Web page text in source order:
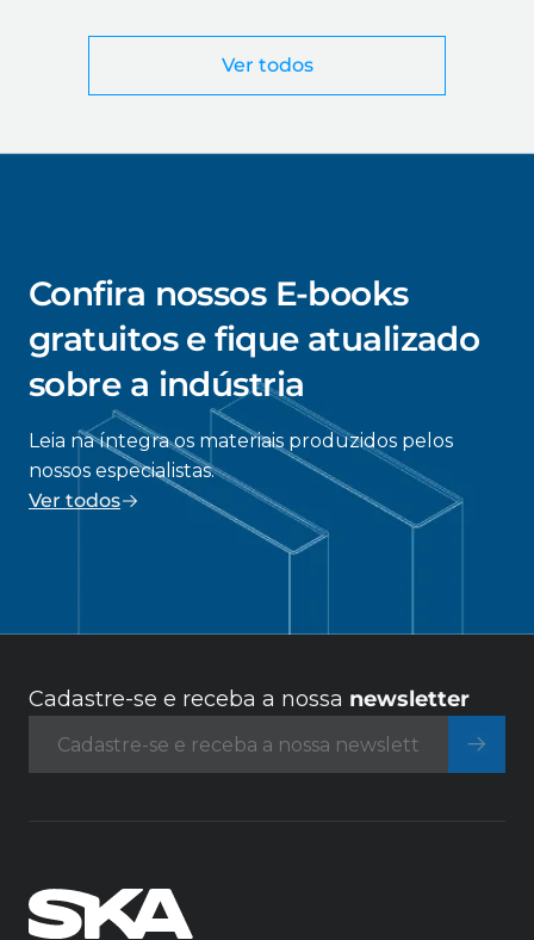
Ver todos
Confira nossos E-books
gratuitos e fique atualizado
sobre a indústria
Leia na íntegra os materiais produzidos pelos
nossos especialistas.
Ver todos
Cadastre-se e receba a nossa newsletter